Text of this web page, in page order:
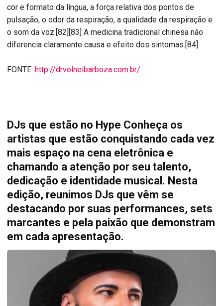
cor e formato da língua, a força relativa dos pontos de
pulsação, o odor da respiração, a qualidade da respiração e
o som da voz.[82][83] A medicina tradicional chinesa não
diferencia claramente causa e efeito dos sintomas.[84]
FONTE: http://drvolneibarboza.com.br/
DJs que estão no Hype Conheça os
artistas que estão conquistando cada vez
mais espaço na cena eletrônica e
chamando a atenção por seu talento,
dedicação e identidade musical. Nesta
edição, reunimos DJs que vêm se
destacando por suas performances, sets
marcantes e pela paixão que demonstram
em cada apresentação.